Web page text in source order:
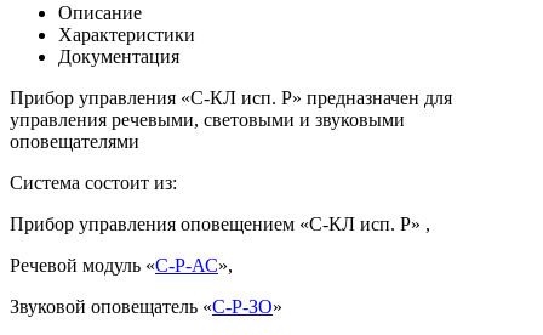
Описание
Характеристики
Документация
Прибор управления «С-КЛ исп. Р» предназначен для
управления речевыми, световыми и звуковыми
оповещателями
Система состоит из:
Прибор управления оповещением «С-КЛ исп. Р» ,
Речевой модуль «С-Р-АС»,
Звуковой оповещатель «С-Р-ЗО»